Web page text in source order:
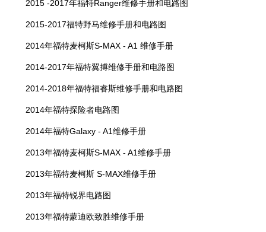
2015 -2017年福特Ranger维修手册和电路图
2015-2017福特野马维修手册和电路图
2014年福特麦柯斯S-MAX - A1 维修手册
2014-2017年福特翼搏维修手册和电路图
2014-2018年福特福睿斯维修手册和电路图
2014年福特探险者电路图
2014年福特Galaxy - A1维修手册
2013年福特麦柯斯S-MAX - A1维修手册
2013年福特麦柯斯 S-MAX维修手册
2013年福特锐界电路图
2013年福特蒙迪欧致胜维修手册